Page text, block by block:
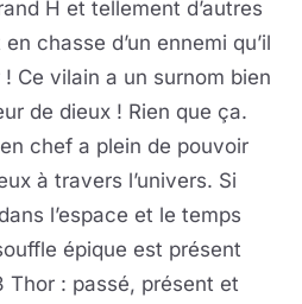
H et tellement d’autres
chasse d’un ennemi qu’il
Ce vilain a un surnom bien
de dieux ! Rien que ça.
chef a plein de pouvoir
à travers l’univers. Si
l’espace et le temps
épique est présent
Thor : passé, présent et